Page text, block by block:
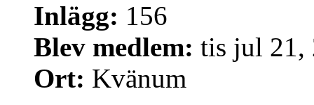
Inlägg: 156
Blev medlem: tis jul 21,
Ort: Kvänum